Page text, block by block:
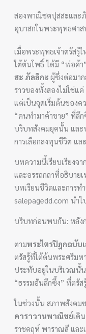
สองพาณิชตปุสสะและ
อุบาสกในพระพุทธศาส
เมื่อพระพุทธเจ้าตรัสรู้
ใต้ต้นโพธิ์ ได้มี “พ่อค้
สะ ภัลลิกะ ผู้ซึ่งต่อมา
ราวของทั้งสองไม่ใช่แ
แต่เป็นจุดเริ่มต้นของค
“คนทำมาค้าขาย” ที่ลึก
บริบทสังคมยุคนั้น และ
การเลือกลงทุนชีวิต แล
บทความนี้เรียบเรียงจ
และอรรถกถาที่อธิบาย
บทเรียนชีวิตและการท
salepagedd.com นำ
บริบทก่อนพบกัน: หลัง
ตามพระไตรปิฎกฉบับ
ตรัสรู้ที่ใต้ต้นพระศรีมห
ประทับอยู่ในบริเวณนั้
“ธรรมอันลึกซึ้ง” ที่ตรั
ในช่วงนั้น สภาพสังคม
คาราวานพาณิชย์เดิ
ราชคฤห์ พาราณสี แล